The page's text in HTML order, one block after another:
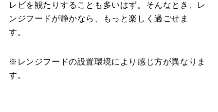
レビを観たりすることも多いはず。そんなとき、レ
ンジフードが静かなら、もっと楽しく過ごせま
す。
※レンジフードの設置環境により感じ方が異なりま
す。